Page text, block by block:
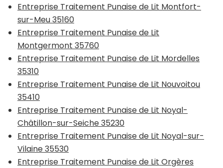
Entreprise Traitement Punaise de Lit Montfort-
sur-Meu 35160
Entreprise Traitement Punaise de Lit
Montgermont 35760
Entreprise Traitement Punaise de Lit Mordelles
35310
Entreprise Traitement Punaise de Lit Nouvoitou
35410
Entreprise Traitement Punaise de Lit Noyal-
Châtillon-sur-Seiche 35230
Entreprise Traitement Punaise de Lit Noyal-sur-
Vilaine 35530
Entreprise Traitement Punaise de Lit Orgères